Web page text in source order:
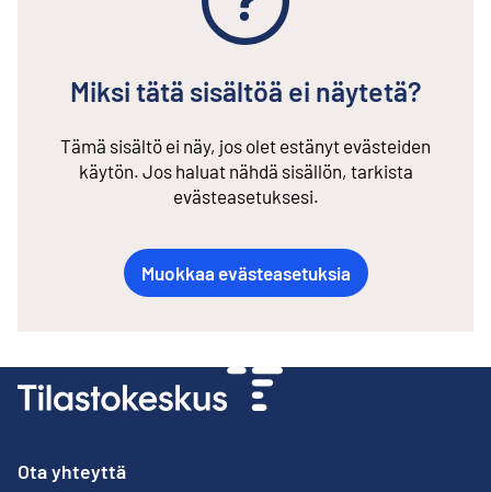
Miksi tätä sisältöä ei näytetä?
Tämä sisältö ei näy, jos olet estänyt evästeiden
käytön. Jos haluat nähdä sisällön, tarkista
evästeasetuksesi.
Muokkaa evästeasetuksia
Ota yhteyttä